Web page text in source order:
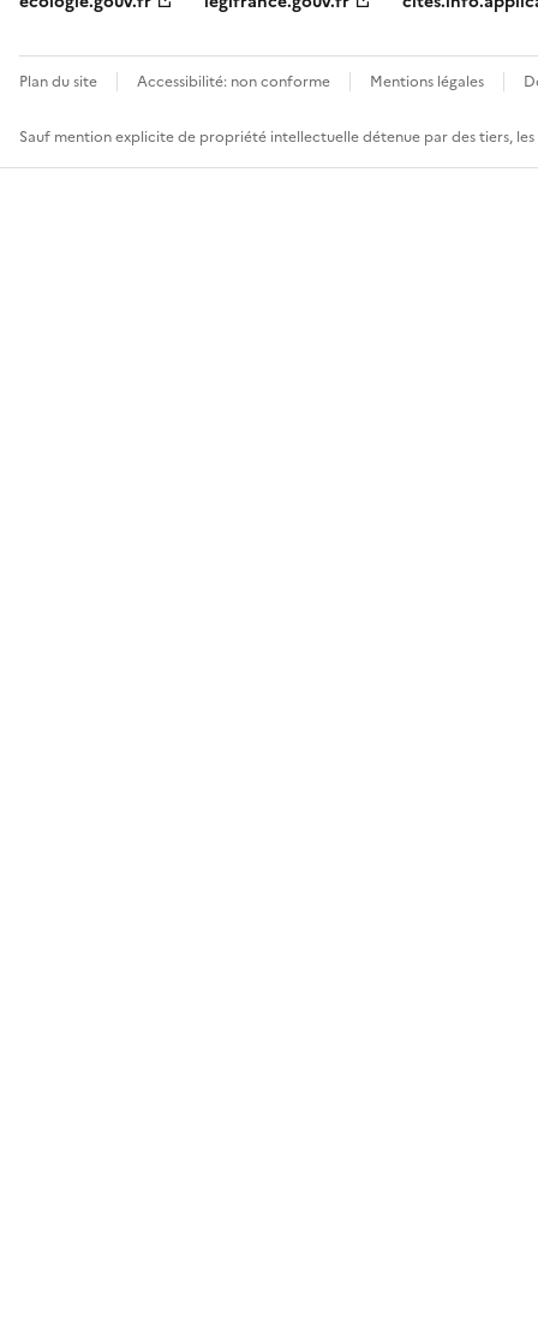
Plan du site Accessibilité: non conforme Mentions légales
Sauf mention explicite de propriété intellectuelle détenue par des tiers,